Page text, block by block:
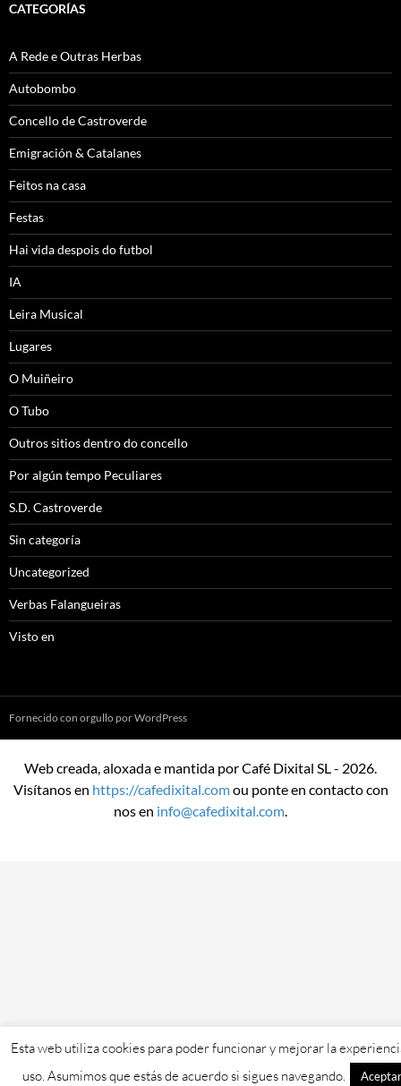
CATEGORÍAS
A Rede e Outras Herbas
Autobombo
Concello de Castroverde
Emigración & Catalanes
Feitos na casa
Festas
Hai vida despois do futbol
IA
Leira Musical
Lugares
O Muiñeiro
O Tubo
Outros sitios dentro do concello
Por algún tempo Peculiares
S.D. Castroverde
Sin categoría
Uncategorized
Verbas Falangueiras
Visto en
Fornecido con orgullo por WordPress
Web creada, aloxada e mantida por Café Dixital SL - 2026.
Visítanos en https://cafedixital.comou ponte en contacto con
nos en info@cafedixital.com.
Esta web utiliza cookies para poder funcionar y mejorar la
uso. Asumimos que estás de acuerdo si sigues navegando.
Aceptar